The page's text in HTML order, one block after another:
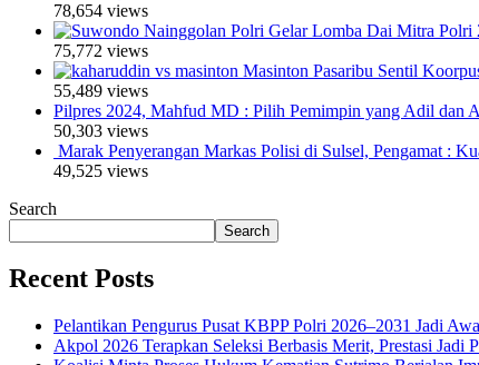
78,654 views
Polri Gelar Lomba Dai Mitra Polri
75,772 views
Masinton Pasaribu Sentil
55,489 views
Pilpres 2024, Mahfud MD : Pilih Pemimpin yang Adil dan
50,303 views
Marak Penyerangan Markas Polisi di Sulsel, Pengamat :
49,525 views
Search
Search
Recent Posts
Pelantikan Pengurus Pusat KBPP Polri 2026–2031 Jadi
Akpol 2026 Terapkan Seleksi Berbasis Merit, Prestasi Jadi